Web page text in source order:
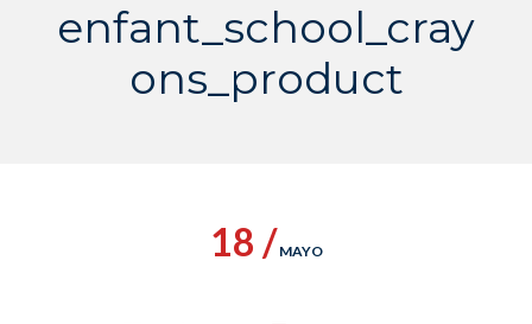
enfant_school_cray
ons_product
18 / MAYO